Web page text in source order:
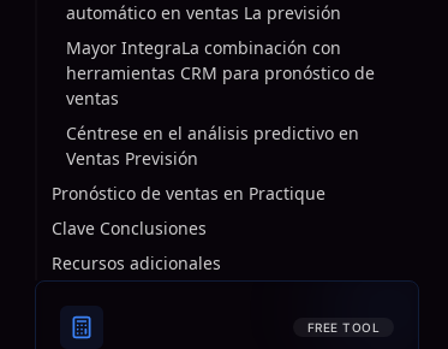
automático en ventas La previsión
Mayor IntegraLa combinación con
herramientas CRM para pronóstico de
ventas
Céntrese en el análisis predictivo en
Ventas Previsión
Pronóstico de ventas en Practique
Clave Conclusiones
Recursos adicionales
FREE TOOL